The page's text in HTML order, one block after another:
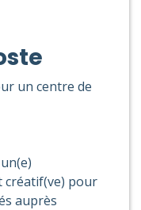
un centre de
créatif(ve) pour
auprès